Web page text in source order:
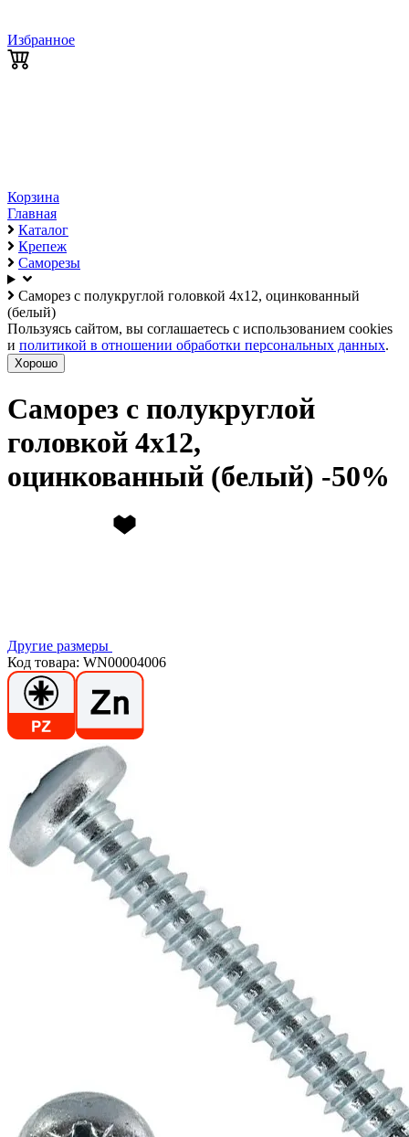
Избранное
Корзина
Главная
Каталог
Крепеж
Саморезы
Саморез с полукруглой головкой 4х12, оцинкованный
(белый)
Пользуясь сайтом, вы соглашаетесь с использованием cookies
и политикой в отношении обработки персональных данных.
Хорошо
Саморез с полукруглой
головкой 4х12,
оцинкованный (белый)
Другие размеры
Код товара: WN00004006